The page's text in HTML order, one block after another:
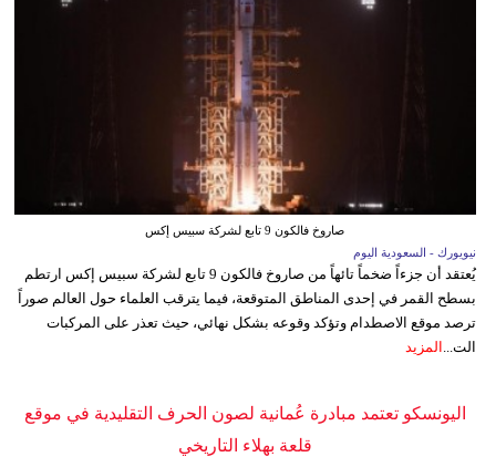
صاروخ فالكون 9 تابع لشركة سبيس إكس
نيويورك - السعودية اليوم
يُعتقد أن جزءاً ضخماً تائهاً من صاروخ فالكون 9 تابع لشركة سبيس إكس ارتطم
بسطح القمر في إحدى المناطق المتوقعة، فيما يترقب العلماء حول العالم صوراً
ترصد موقع الاصطدام وتؤكد وقوعه بشكل نهائي، حيث تعذر على المركبات
الت... المزيد
اليونسكو تعتمد مبادرة عُمانية لصون الحرف التقليدية في موقع
قلعة بهلاء التاريخي